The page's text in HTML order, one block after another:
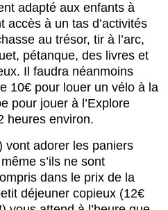
adapté aux enfants à
accès à un tas d’activités
au trésor, tir à l’arc,
pétanque, des livres et
Il faudra néanmoins
10€ pour louer un vélo à la
pour jouer à l’Explore
heures environ.
vont adorer les paniers
s’ils ne sont
dans le prix de la
déjeuner copieux (12€